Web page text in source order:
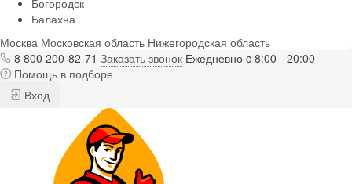
Балахна
Москва Московская область Нижегородская область
8 800 200-82-71 Заказать звонок Ежедневно c 8:00 - 20:00
Помощь в подборе
Вход